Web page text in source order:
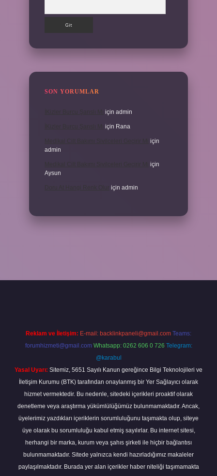
SON YORUMLAR
için admin
için Rana
için
admin
Medikal Cilt Bakımı Sivilceleri Geçirir Mi
için
Aysun
için admin
Reklam ve İletişim: E-mail: backlinkpaneli@gmail.com Teams:
forumhizmeti@gmail.com Whatsapp: 0262 606 0 726 Telegram:
@karabul
Yasal Uyarı: Sitemiz, 5651 Sayılı Kanun gereğince Bilgi Teknolojileri ve
İletişim Kurumu (BTK) tarafından onaylanmış bir Yer Sağlayıcı olarak
hizmet vermektedir. Bu nedenle, sitedeki içerikleri proaktif olarak
denetleme veya araştırma yükümlülüğümüz bulunmamaktadır. Ancak,
üyelerimiz yazdıkları içeriklerin sorumluluğunu taşımakta olup, siteye
üye olarak bu sorumluluğu kabul etmiş sayılırlar. Bu internet sitesi,
herhangi bir marka, kurum veya şahıs şirketi ile hiçbir bağlantısı
bulunmamaktadır. Sitede yalnızca kendi hazırladığımız makaleler
paylaşılmaktadır. Burada yer alan içerikler haber niteliği taşımamakta